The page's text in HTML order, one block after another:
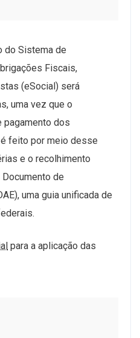
do Sistema de
Fiscais,
(eSocial) será
uma vez que o
pagamento dos
feito por meio desse
e o recolhimento
de
uma guia unificada de
para a aplicação das